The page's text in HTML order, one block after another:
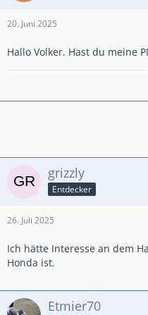
20. Juni 2025
Hallo Volker. Hast du meine
Crosstourer EZ: 2013
Givi Airflow
grizzly
Entdecker
26. Juli 2025
Ich hätte Interesse an dem
Honda ist.
Etmier70